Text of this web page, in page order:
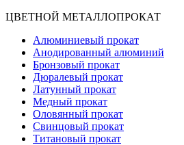
ЦВЕТНОЙ МЕТАЛЛОПРОКАТ
Алюминиевый прокат
Анодированный алюминий
Бронзовый прокат
Дюралевый прокат
Латунный прокат
Медный прокат
Оловянный прокат
Свинцовый прокат
Титановый прокат